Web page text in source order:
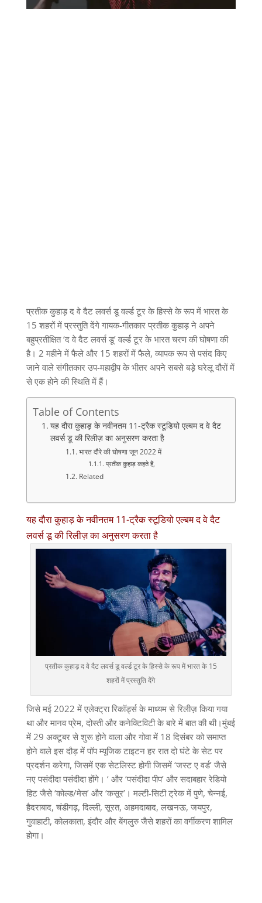
प्रतीक कुहाड़ द वे दैट लवर्स डू वर्ल्ड टूर के हिस्से के रूप में भारत के
15 शहरों में प्रस्तुति देंगे गायक-गीतकार प्रतीक कुहाड़ ने अपने
बहुप्रतीक्षित ‘द वे दैट लवर्स डू’ वर्ल्ड टूर के भारत चरण की घोषणा की
है। 2 महीने में फैले और 15 शहरों में फैले, व्यापक रूप से पसंद किए
जाने वाले संगीतकार उप-महाद्वीप के भीतर अपने सबसे बड़े घरेलू दौरों में
से एक होने की स्थिति में हैं।
Table of Contents
यह दौरा कुहाड़ के नवीनतम 11-ट्रैक स्टूडियो एल्बम द वे दैट
लवर्स डू की रिलीज़ का अनुसरण करता है
भारत दौरे की घोषणा जून 2022 में
प्रतीक कुहाड़ कहते हैं,
Related
यह दौरा कुहाड़ के नवीनतम 11-ट्रैक स्टूडियो एल्बम द वे दैट
लवर्स डू की रिलीज़ का अनुसरण करता है
प्रतीक कुहाड़ द वे दैट लवर्स डू वर्ल्ड टूर के हिस्से के रूप में भारत के 15
शहरों में प्रस्तुति देंगे
जिसे मई 2022 में एलेक्ट्रा रिकॉर्ड्स के माध्यम से रिलीज़ किया गया
था और मानव प्रेम, दोस्ती और कनेक्टिविटी के बारे में बात की थी।मुंबई
में 29 अक्टूबर से शुरू होने वाला और गोवा में 18 दिसंबर को समाप्त
होने वाले इस दौड़ में पॉप म्यूजिक टाइटन हर रात दो घंटे के सेट पर
प्रदर्शन करेगा, जिसमें एक सेटलिस्ट होगी जिसमें ‘जस्ट ए वर्ड’ जैसे
नए पसंदीदा पसंदीदा होंगे। ‘ और ‘पसंदीदा पीप’ और सदाबहार रेडियो
हिट जैसे ‘कोल्ड/मेस’ और ‘कसूर’। मल्टी-सिटी ट्रेक में पुणे, चेन्नई,
हैदराबाद, चंडीगढ़, दिल्ली, सूरत, अहमदाबाद, लखनऊ, जयपुर,
गुवाहाटी, कोलकाता, इंदौर और बेंगलुरु जैसे शहरों का वर्गीकरण शामिल
होगा।